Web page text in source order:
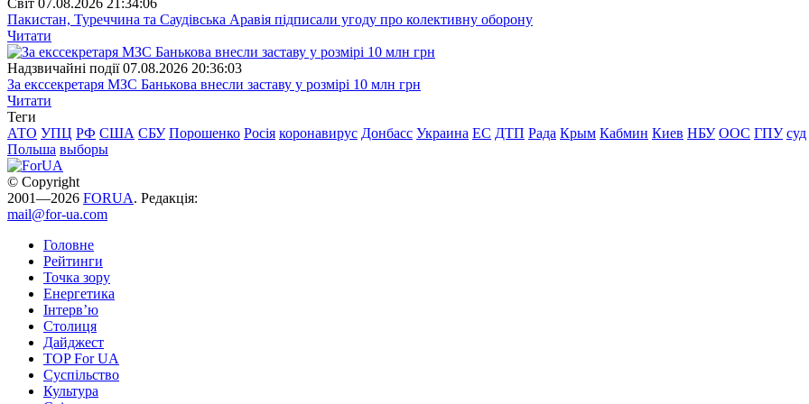
Пакистан, Туреччина та Саудівська Аравія підписали угоду про колективну оборону
Читати
Надзвичайні події 07.08.2026 20:36:03
За екссекретаря МЗС Банькова внесли заставу у розмірі 10 млн грн
Читати
Теги
АТО УПЦ РФ США СБУ Порошенко Росія коронавирус Донбасс Украина ЕС ДТП Рада Крым Кабмин Киев НБУ ООС ГПУ суд
Польша выборы
© Copyright
2001—2026 FORUA. Редакція:
mail@for-ua.com
Головне
Рейтинги
Точка зору
Енергетика
Інтерв’ю
Столиця
Дайджест
TOP For UA
Суспiльство
Культура